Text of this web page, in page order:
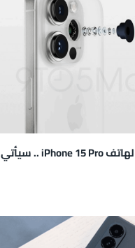
أحدث التسريبات لهاتف iPhone 15 Pro .. سيأتي